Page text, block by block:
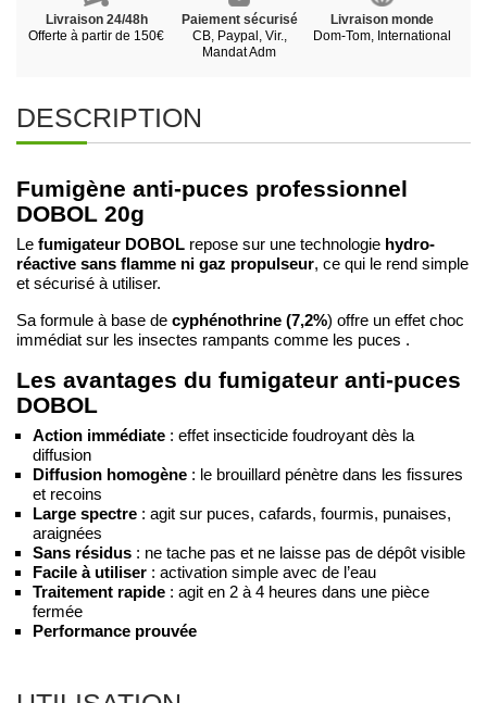
Livraison 24/48h
Offerte à partir de 150€
Paiement sécurisé
CB, Paypal, Vir.,
Mandat Adm
Livraison monde
Dom-Tom, International
DESCRIPTION
Fumigène anti-puces professionnel
DOBOL 20g
Le fumigateur DOBOL repose sur une technologie hydro-
réactive sans flamme ni gaz propulseur, ce qui le rend simple
et sécurisé à utiliser.
Sa formule à base de cyphénothrine (7,2%) offre un effet choc
immédiat sur les insectes rampants comme les puces .
Les avantages du fumigateur anti-puces
DOBOL
Action immédiate : effet insecticide foudroyant dès la
diffusion
Diffusion homogène : le brouillard pénètre dans les fissures
et recoins
Large spectre : agit sur puces, cafards, fourmis, punaises,
araignées
Sans résidus : ne tache pas et ne laisse pas de dépôt visible
Facile à utiliser : activation simple avec de l’eau
Traitement rapide : agit en 2 à 4 heures dans une pièce
fermée
Performance prouvée